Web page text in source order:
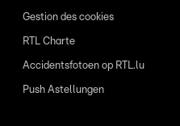
Gestion des cookies
RTL Charte
Accidentsfotoen op RTL.lu
Push Astellungen